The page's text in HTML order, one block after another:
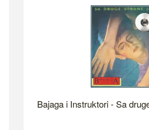
Bajaga i Instruktori - Sa